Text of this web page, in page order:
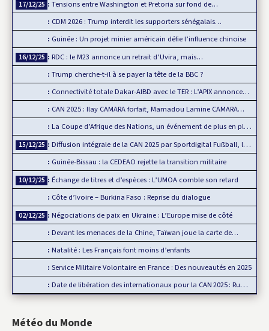
17/12/25
Tensions entre Washington et Pretoria sur fond de…
CDM 2026 : Trump interdit les supporters sénégalais…
Guinée : Un projet minier américain défie l’influence chinoise
16/12/25
RDC : le M23 annonce un retrait d’Uvira, mais…
Trump cherche-t-il à se payer la tête de la BBC ?
Connectivité totale Dakar-AIBD avec le TER : L’APIX annonce…
CAN 2025 : Ilay CAMARA forfait, Mamadou Lamine CAMARA…
La Coupe d’Afrique des Nations, un événement de plus en plus…
15/12/25
Diffusion intégrale de la CAN 2025 par Sportdigital Fußball, le…
Guinée-Bissau : la CEDEAO rejette la transition militaire
10/12/25
Échange de titres et d’espèces : L’UMOA comble son retard
Côte d’Ivoire – Burkina Faso : Reprise du dialogue
02/12/25
Négociations de paix en Ukraine : L’Europe mise de côté
Devant les menaces de la Chine, Taïwan joue la carte de…
Natalité : Les Français font moins d’enfants
Service Militaire Volontaire en France : Des nouveautés en 2025
Date de libération des internationaux pour la CAN 2025 : Rumeur ou…
Météo du Monde